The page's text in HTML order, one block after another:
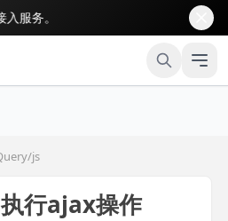
务。
js
行ajax操作